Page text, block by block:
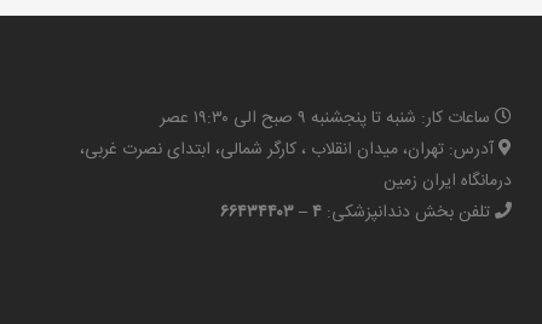
ساعات کار: شنبه تا پنجشنبه ۹ صبح الی ۱۹:۳۰ عصر
آدرس: تهران، میدان انقلاب ، کارگر شمالی، ابتدای نصرت غربی،
درمانگاه ایران زمین
تلفن بخش دندانپزشکی: ۴ – ۶۶۴۳۴۴۰۳